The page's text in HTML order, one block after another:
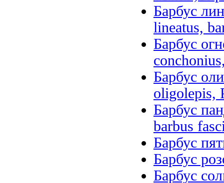
Барбус
lineatus,
Барбус
Барбус
oligolepis,
Барбус
barbus
Барбус
Барбус
Барбус